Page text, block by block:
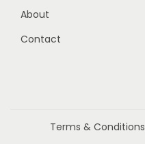
About
Contact
Terms & Conditions